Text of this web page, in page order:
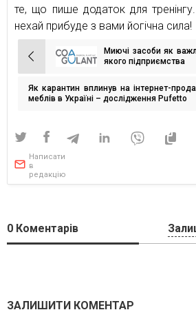
те, що пише додаток для
нехай прибуде з вами йогічна сила!
Навігація
записів
Миючі засоби як
якого підприємства
Як карантин вплинув на інтернет-
меблів в Україні – дослідження Pufetto
Написати
в
редакцію
0 Коментарів
ЗАЛИШИТИ КОМЕНТАР